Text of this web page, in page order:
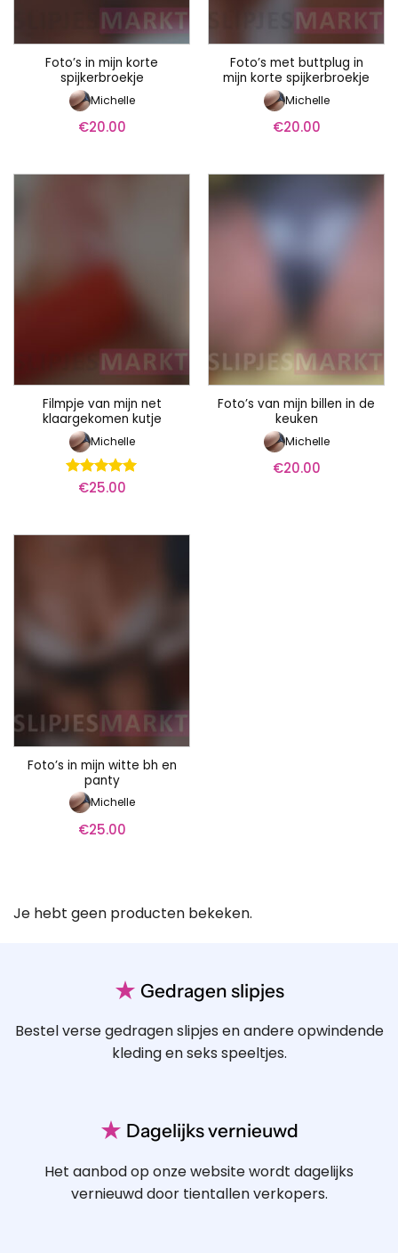
Foto’s in mijn korte
spijkerbroekje
Michelle
€20.00
Foto’s met buttplug in
mijn korte spijkerbroekje
Michelle
€20.00
Filmpje van mijn net
klaargekomen kutje
Michelle
Waardering
€25.00
Foto’s van mijn billen in de
keuken
Michelle
€20.00
Foto’s in mijn witte bh en
panty
Michelle
€25.00
Je hebt geen producten bekeken.
★ Gedragen slipjes
Bestel verse gedragen slipjes en andere opwindende
kleding en seks speeltjes.
★ Dagelijks vernieuwd
Het aanbod op onze website wordt dagelijks
vernieuwd door tientallen verkopers.